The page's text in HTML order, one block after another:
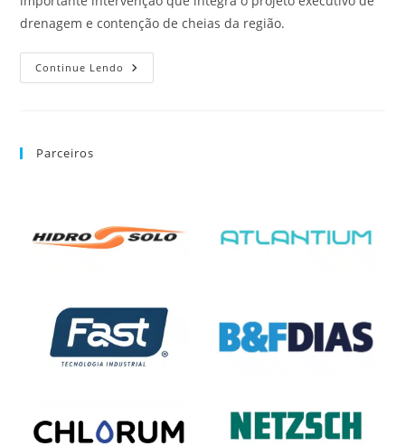
drenagem e contenção de cheias da região.
Continue Lendo
Parceiros